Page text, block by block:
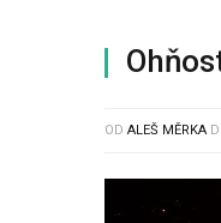
OD ALEŠ MĚRKA